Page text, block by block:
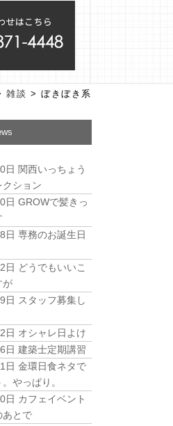
雑談 > ぼきぼき系
日 関西いっちょう
クション
日 GROWで髪きっ
日 専務のお誕生日
日 どうでもいいこ
が
日 スタッフ募集し
日 オシャレ日よけ
日 建築士定期講習
日 金環日食ネタで
。やっぱり。
日 カフェイベント
あとで